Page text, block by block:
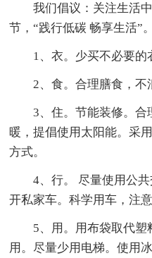
我们倡议：关注生活
节，“践行低碳 畅享生活”。
1、衣。少买不必要的
2、食。合理膳食，不
3、住。节能装修。
暖，提倡使用太阳能。采
方式。
4、行。 尽量使用公
开私家车。科学用车，注意
5、用。用布袋取代
用。尽量少用电梯。使用